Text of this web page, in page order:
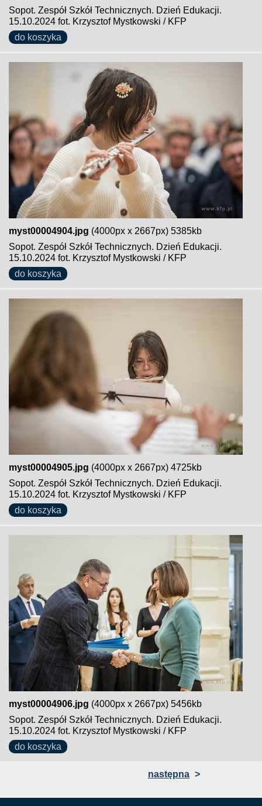
Sopot. Zespół Szkół Technicznych. Dzień Edukacji.
15.10.2024 fot. Krzysztof Mystkowski / KFP
do koszyka
myst00004904.jpg (4000px x 2667px) 5385kb
Sopot. Zespół Szkół Technicznych. Dzień Edukacji.
15.10.2024 fot. Krzysztof Mystkowski / KFP
do koszyka
myst00004905.jpg (4000px x 2667px) 4725kb
Sopot. Zespół Szkół Technicznych. Dzień Edukacji.
15.10.2024 fot. Krzysztof Mystkowski / KFP
do koszyka
myst00004906.jpg (4000px x 2667px) 5456kb
Sopot. Zespół Szkół Technicznych. Dzień Edukacji.
15.10.2024 fot. Krzysztof Mystkowski / KFP
do koszyka
następna >